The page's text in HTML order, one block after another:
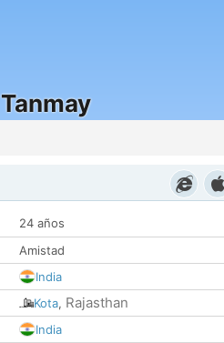
Tanmay
24 años
Amistad
India
Kota, Rajasthan
India